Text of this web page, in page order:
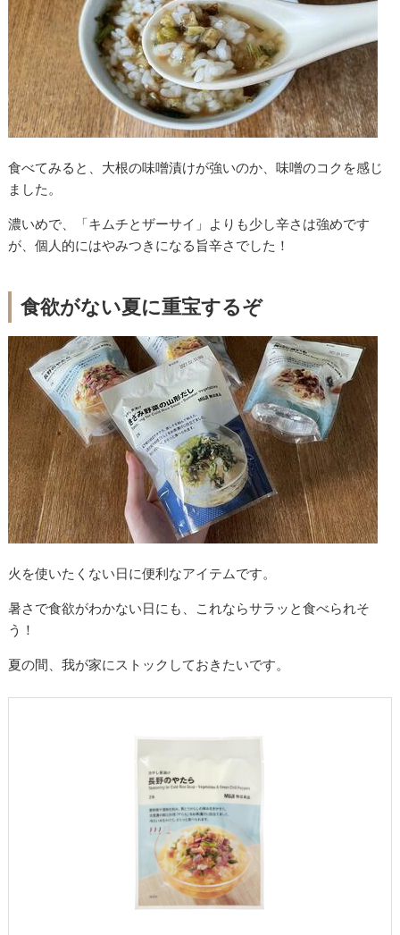
食べてみると、大根の味噌漬けが強いのか、味噌のコクを感じ
ました。
濃いめで、「キムチとザーサイ」よりも少し辛さは強めです
が、個人的にはやみつきになる旨辛さでした！
食欲がない夏に重宝するぞ
火を使いたくない日に便利なアイテムです。
暑さで食欲がわかない日にも、これならサラッと食べられそ
う！
夏の間、我が家にストックしておきたいです。